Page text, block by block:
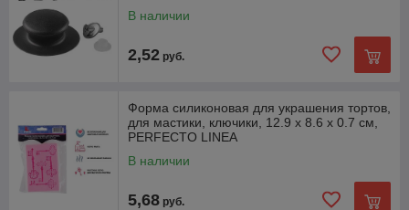
В наличии
2,52 руб.
Форма силиконовая для украшения тортов,
для мастики, ключики, 12.9 х 8.6 х 0.7 см,
PERFECTO LINEA
В наличии
5,68 руб.